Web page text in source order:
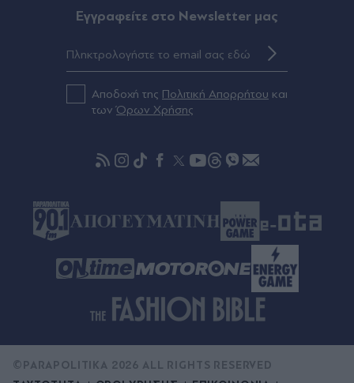
Eγγραφείτε στο Newsletter μας
Αποδοχή της Πολιτική Απορρήτου και
τωνΌρων Χρήσης
©PARAPOLITIKA 2026 ALL RIGHTS RESERVED